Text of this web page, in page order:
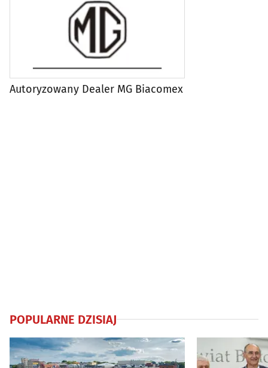
Autoryzowany Dealer MG Biacomex
POPULARNE DZISIAJ